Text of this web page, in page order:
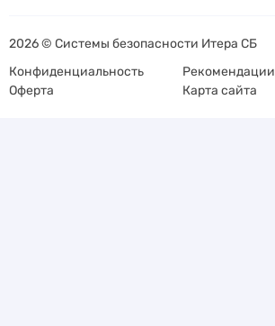
2026 © Системы безопасности Итера СБ
Конфиденциальность
Рекомендации
Оферта
Карта сайта